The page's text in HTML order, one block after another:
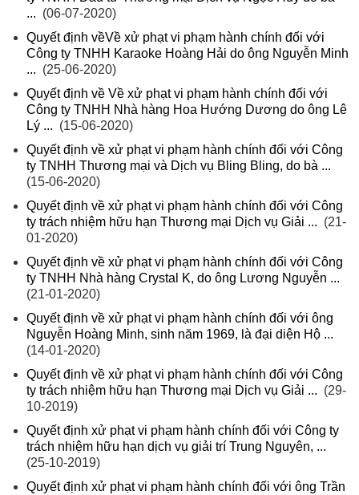
... (06-07-2020)
Quyết định vềVề xử phạt vi phạm hành chính đối với
Công ty TNHH Karaoke Hoàng Hải do ông Nguyễn Minh
... (25-06-2020)
Quyết định về Về xử phạt vi phạm hành chính đối với
Công ty TNHH Nhà hàng Hoa Hướng Dương do ông Lê
Lý ... (15-06-2020)
Quyết định về xử phạt vi phạm hành chính đối với Công
ty TNHH Thương mại và Dịch vụ Bling Bling, do bà ...
(15-06-2020)
Quyết định về xử phạt vi phạm hành chính đối với Công
ty trách nhiệm hữu hạn Thương mại Dịch vụ Giải ... (21-
01-2020)
Quyết định về xử phạt vi phạm hành chính đối với Công
ty TNHH Nhà hàng Crystal K, do ông Lương Nguyễn ...
(21-01-2020)
Quyết định về xử phạt vi phạm hành chính đối với ông
Nguyễn Hoàng Minh, sinh năm 1969, là đại diện Hộ ...
(14-01-2020)
Quyết định về xử phạt vi phạm hành chính đối với Công
ty trách nhiệm hữu hạn Thương mại Dịch vụ Giải ... (29-
10-2019)
Quyết định xử phạt vi phạm hành chính đối với Công ty
trách nhiệm hữu hạn dịch vụ giải trí Trung Nguyên, ...
(25-10-2019)
Quyết định xử phạt vi phạm hành chính đối với ông Trần